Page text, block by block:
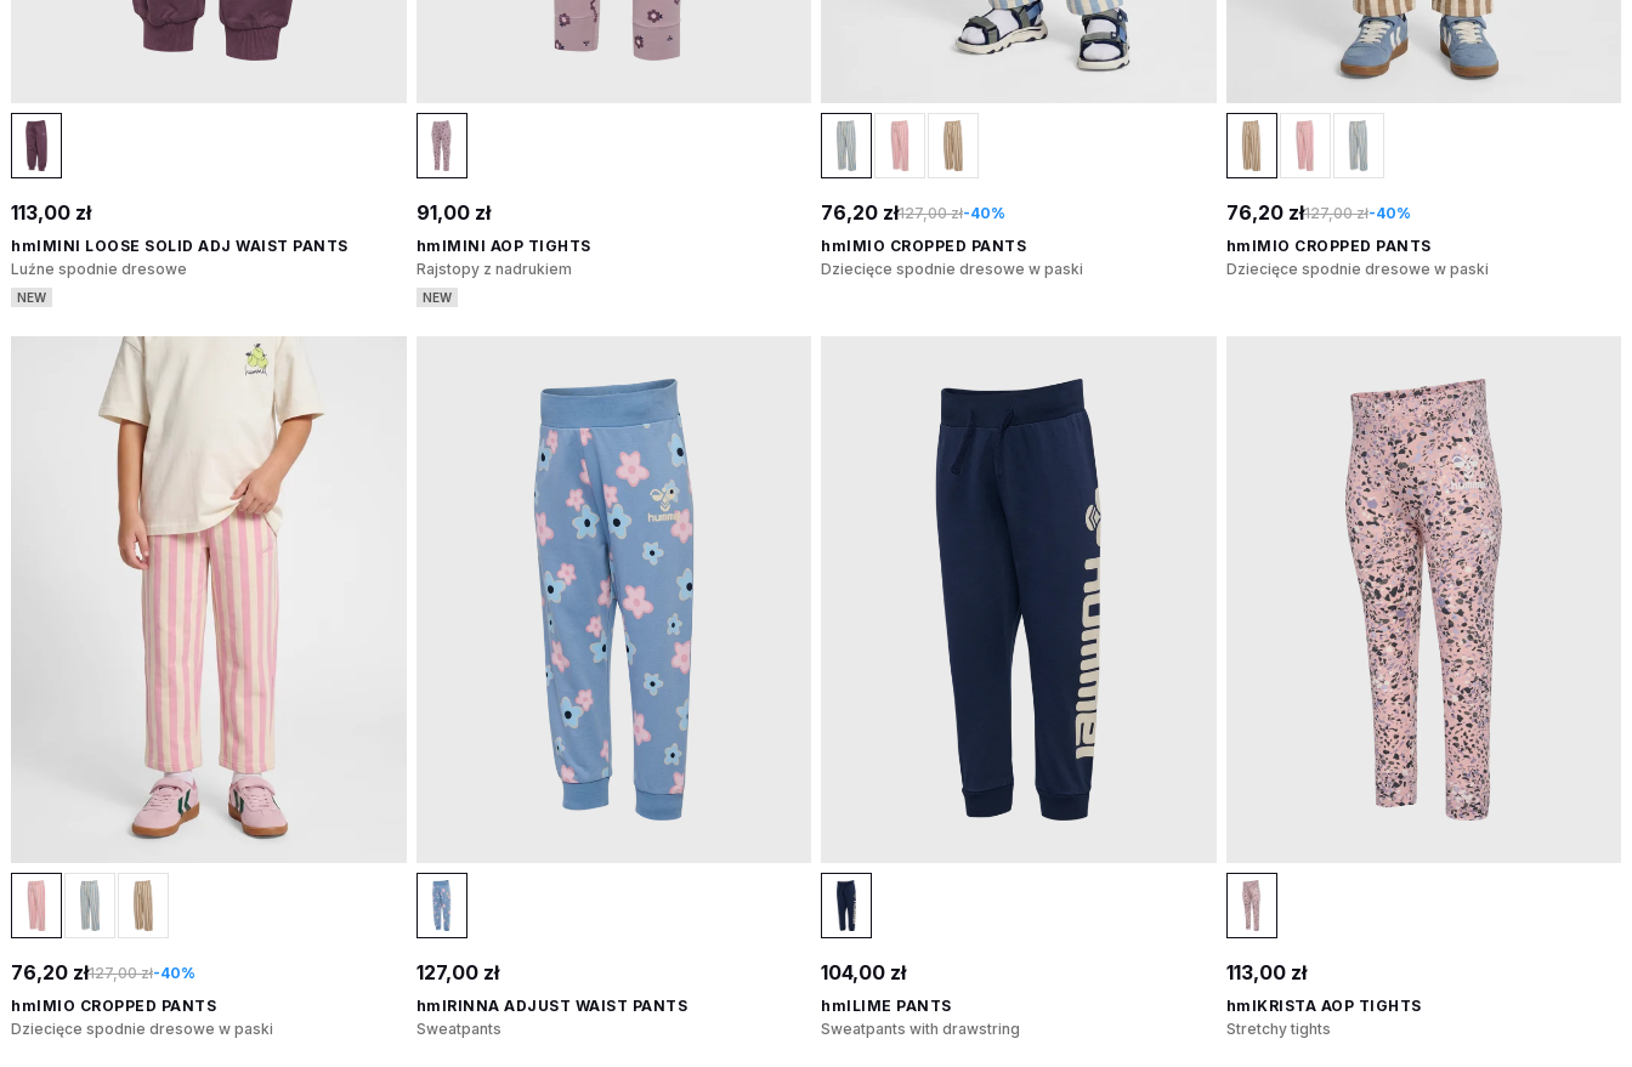
113,00 zł
hmlMINI LOOSE SOLID ADJ WAIST PANTS
Luźne spodnie dresowe
NEW
91,00 zł
hmlMINI AOP TIGHTS
Rajstopy z nadrukiem
NEW
76,20 zł127,00 zł-40%
hmlMIO CROPPED PANTS
Dziecięce spodnie dresowe w paski
76,20 zł127,00 zł-40%
hmlMIO CROPPED PANTS
Dziecięce spodnie dresowe w paski
76,20 zł127,00 zł-40%
hmlMIO CROPPED PANTS
Dziecięce spodnie dresowe w paski
127,00 zł
hmlRINNA ADJUST WAIST PANTS
Sweatpants
104,00 zł
hmlLIME PANTS
Sweatpants with drawstring
113,00 zł
hmlKRISTA AOP TIGHTS
Stretchy tights